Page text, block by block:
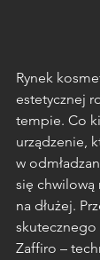
Rynek
estetycznej
tempie. Co
urządzenie,
w
się chwilową
na dłużej.
skutecznego
Zaffiro –